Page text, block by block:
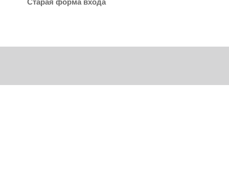
Старая форма входа